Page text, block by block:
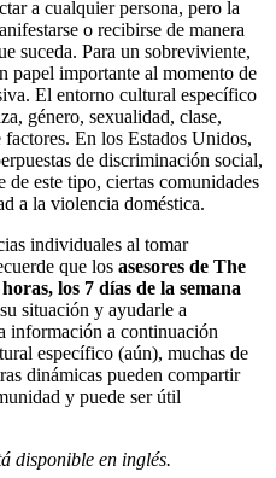
a cualquier persona, pero la
o recibirse de manera
suceda. Para un sobreviviente,
papel importante al momento de
El entorno cultural específico
género, sexualidad, clase,
En los Estados Unidos,
de discriminación social,
este tipo, ciertas comunidades
a la violencia doméstica.
individuales al tomar
que los asesores de The
los 7 días de la semana
situación y ayudarle a
información a continuación
específico (aún), muchas de
dinámicas pueden compartir
y puede ser útil
disponible en inglés.